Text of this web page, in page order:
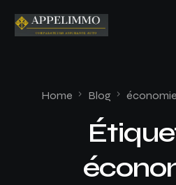
Home Blog